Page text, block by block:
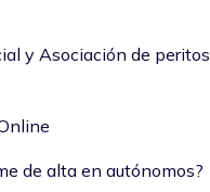
y Asociación de peritos
de alta en autónomos?